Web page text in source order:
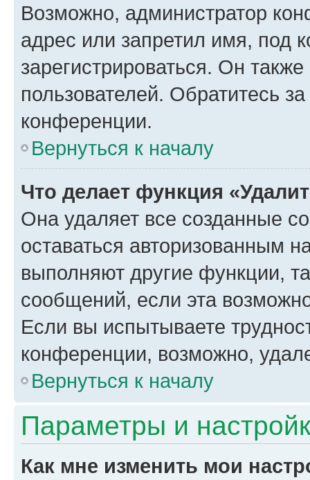
Возможно, администратор
адрес или запретил имя, под
зарегистрироваться. Он
пользователей. Обратитесь
конференции.
Вернуться к началу
Что делает функция
Она удаляет все созданные
оставаться авторизованным
выполняют другие функции,
сообщений, если эта
Если вы испытываете
конференции, возможно,
Вернуться к началу
Параметры и
Как мне изменить мои